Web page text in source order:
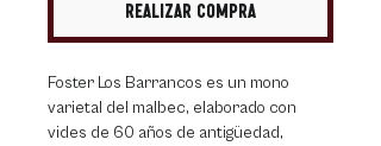
Realizar compra
Foster Los Barrancos es un mono
varietal del malbec, elaborado con
vides de 60 años de antigüedad,